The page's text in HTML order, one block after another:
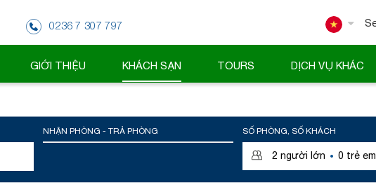
0236 7 307 797
GIỚI THIỆU KHÁCH SẠN TOURS DỊCH VỤ KHÁC
NHẬN PHÒNG - TRẢ PHÒNG SỐ PHÒNG, SỐ KHÁCH
2 người lớn · 0 trẻ em